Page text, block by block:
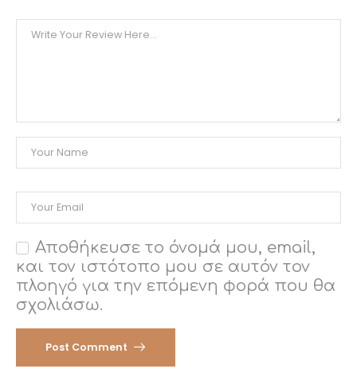
Αποθήκευσε το όνομά μου, email,
και τον ιστότοπο μου σε αυτόν τον
πλοηγό για την επόμενη φορά που θα
σχολιάσω.
Post Comment